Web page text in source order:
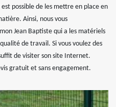
possible de les mettre en place en
Ainsi, nous vous
Jean Baptiste qui a les matériels
de travail. Si vous voulez des
de visiter son site Internet.
gratuit et sans engagement.